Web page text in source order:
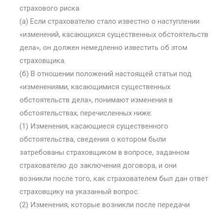
страхового риска
(а) Если страхователю стало известно о наступлении
«изменений, касающихся существенных обстоятельств
дела», он должен немедленно известить об этом
страховщика.
(б) В отношении положений настоящей статьи под
«изменениями, касающимися существенных
обстоятельств дела», понимают изменения в
обстоятельствах, перечисленных ниже:
(1) Изменения, касающиеся существенного
обстоятельства, сведения о котором были
затребованы страховщиком в вопросе, заданном
страхователю до заключения договора, и они
возникли после того, как страхователем был дан ответ
страховщику на указанный вопрос.
(2) Изменения, которые возникли после передачи